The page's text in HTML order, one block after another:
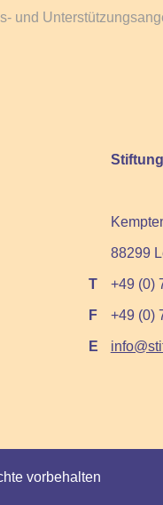
und
88299
+49 (0)
+49 (0)
vorbehalten